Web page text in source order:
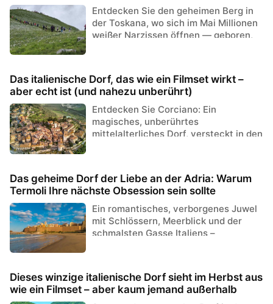
Entdecken Sie den geheimen Berg in
der Toskana, wo sich im Mai Millionen
weißer Narzissen öffnen — geboren,
Das italienische Dorf, das wie ein Filmset wirkt –
aber echt ist (und nahezu unberührt)
Entdecken Sie Corciano: Ein
magisches, unberührtes
mittelalterliches Dorf, versteckt in den
Das geheime Dorf der Liebe an der Adria: Warum
Termoli Ihre nächste Obsession sein sollte
Ein romantisches, verborgenes Juwel
mit Schlössern, Meerblick und der
schmalsten Gasse Italiens –
Dieses winzige italienische Dorf sieht im Herbst aus
wie ein Filmset – aber kaum jemand außerhalb